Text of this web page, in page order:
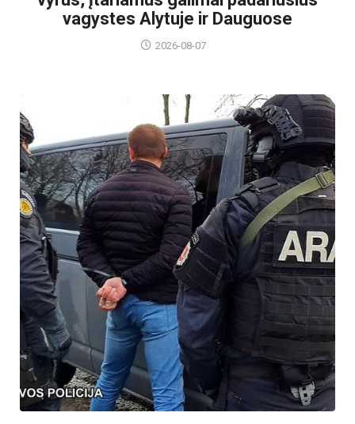
vagystes Alytuje ir Dauguose
2026-08-07